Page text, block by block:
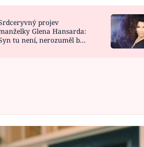
CELEBRITY
VAŘENÍ
projev
Glena Hansarda:
tu není, nerozuměl by